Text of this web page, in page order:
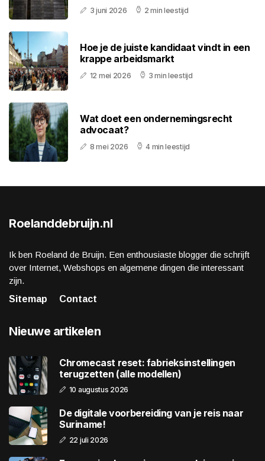
3 juni 2026 2 min leestijd
Hoe je de juiste kandidaat vindt in een
krappe arbeidsmarkt
12 mei 2026 3 min leestijd
Wat doet een ondernemingsrecht
advocaat?
8 mei 2026 4 min leestijd
Roelanddebruijn.nl
Ik ben Roeland de Bruijn. Een enthousiaste blogger die schrijft
over Internet, Webshops en algemene dingen die interessant
zijn.
Sitemap
Contact
Nieuwe artikelen
Chromecast reset: fabrieksinstellingen
terugzetten (alle modellen)
10 augustus 2026
De digitale voorbereiding van je reis naar
Suriname!
22 juli 2026